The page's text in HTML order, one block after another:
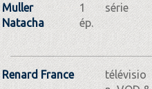
Muller
Natacha
1
ép.
série
Renard France
télévisio